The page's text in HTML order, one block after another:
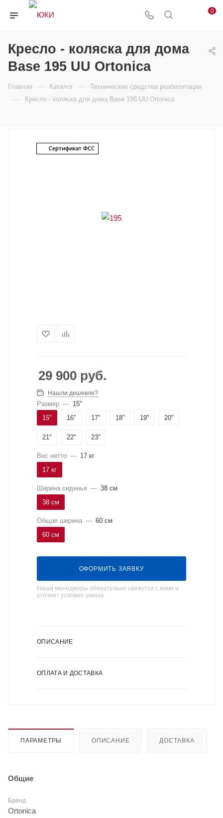
0
Кресло - коляска для дома
Base 195 UU Ortonica
Главная — Каталог — Технические средства реабилитации
— Кресло - коляска для дома Base 195 UU Ortonica
Сертификат ФСС
29 900 руб.
Нашли дешевле?
Размер — 15"
15"
16" 17" 18" 19" 20"
21" 22" 23"
Вес нетто — 17 кг
17 кг
Ширина сиденья — 38 см
38 см
Общая ширина — 60 см
60 см
ОФОРМИТЬ ЗАЯВКУ
Наши менеджеры обязательно свяжутся с вами и
уточнят условия заказа
ОПИСАНИЕ
ОПЛАТА И ДОСТАВКА
ПАРАМЕТРЫ ОПИСАНИЕ ДОСТАВКА
Общие
Бренд
Ortonica